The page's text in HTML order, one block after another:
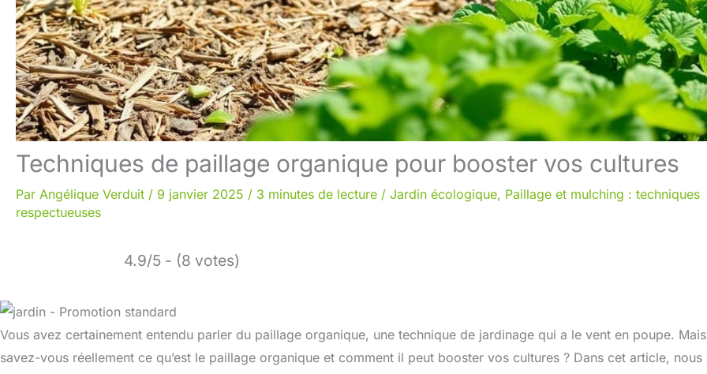
Techniques de paillage organique pour booster vos cultures
Par Angélique Verduit / 9 janvier 2025 / 3 minutes de lecture / Jardin écologique, Paillage et mulching : techniques
respectueuses
4.9/5 - (8 votes)
Vous avez certainement entendu parler du paillage organique, une technique de jardinage qui a le vent en poupe. Mais
savez-vous réellement ce qu’est le paillage organique et comment il peut booster vos cultures ? Dans cet article, nous